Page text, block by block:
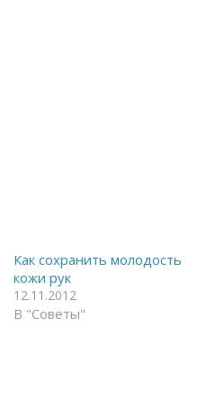
Как сохранить молодость
кожи рук
12.11.2012
В "Советы"